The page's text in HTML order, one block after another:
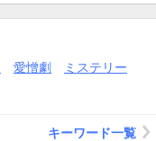
愛憎劇
ミステリー
キーワード一覧